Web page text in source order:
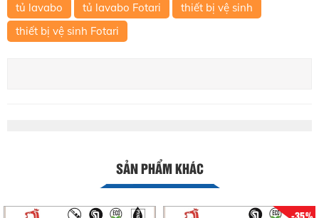
tủ lavabo tủ lavabo Fotari
thiết bị vệ sinh
thiết bị vệ sinh Fotari
SẢN PHẨM KHÁC